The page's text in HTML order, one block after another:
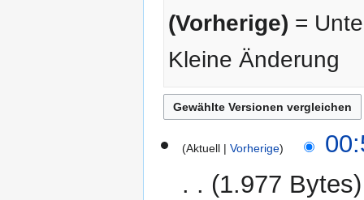
(Vorherige) =
Kleine Änderung
November
Aktuell Vorherige
1.977 Bytes